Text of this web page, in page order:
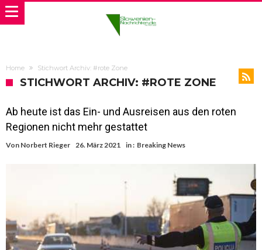
Home Stichwort Archiv: #rote Zone
STICHWORT ARCHIV: #ROTE ZONE
Ab heute ist das Ein- und Ausreisen aus den roten
Regionen nicht mehr gestattet
Von Norbert Rieger 26. März 2021 in : Breaking News